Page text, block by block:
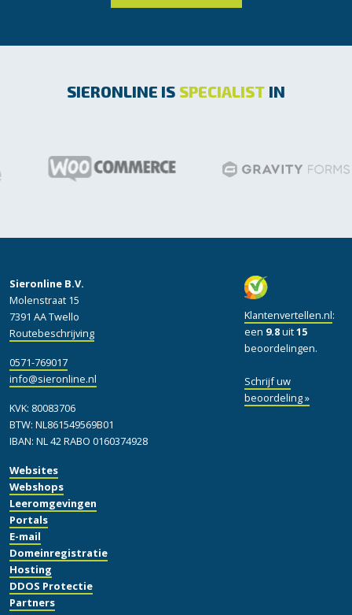
SIERONLINE IS SPECIALIST IN
Websites
Webshops
Leeromgevingen
Portals
E-mail
Domeinregistratie
Hosting
DDOS Protectie
Partners
Klantenvertellen.nl:
een 9.8uit15
beoordelingen.
Schrijf uw
beoordeling »
Sieronline B.V.
Molenstraat 15
7391 AA Twello
Routebeschrijving
0571-769017
info@sieronline.nl
KVK: 80083706
BTW: NL861549569B01
IBAN: NL 42 RABO 0160374928